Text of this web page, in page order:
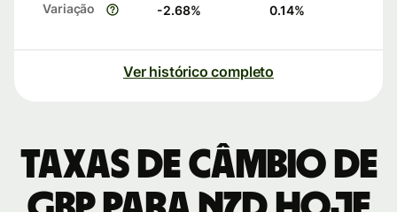
Variação -2.68% 0.14%
Ver histórico completo
Taxas de câmbio de